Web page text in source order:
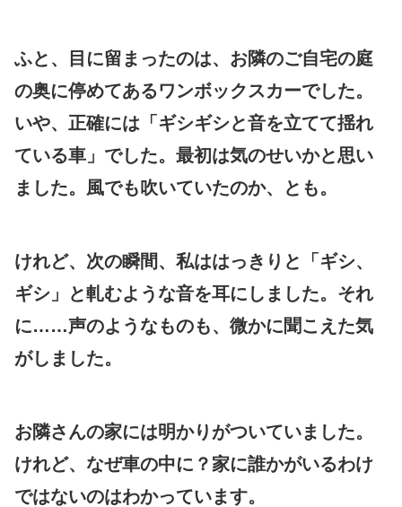
ふと、目に留まったのは、お隣のご自宅の庭
の奥に停めてあるワンボックスカーでした。
いや、正確には「ギシギシと音を立てて揺れ
ている車」でした。最初は気のせいかと思い
ました。風でも吹いていたのか、とも。
けれど、次の瞬間、私ははっきりと「ギシ、
ギシ」と軋むような音を耳にしました。それ
に……声のようなものも、微かに聞こえた気
がしました。
お隣さんの家には明かりがついていました。
けれど、なぜ車の中に？家に誰かがいるわけ
ではないのはわかっています。